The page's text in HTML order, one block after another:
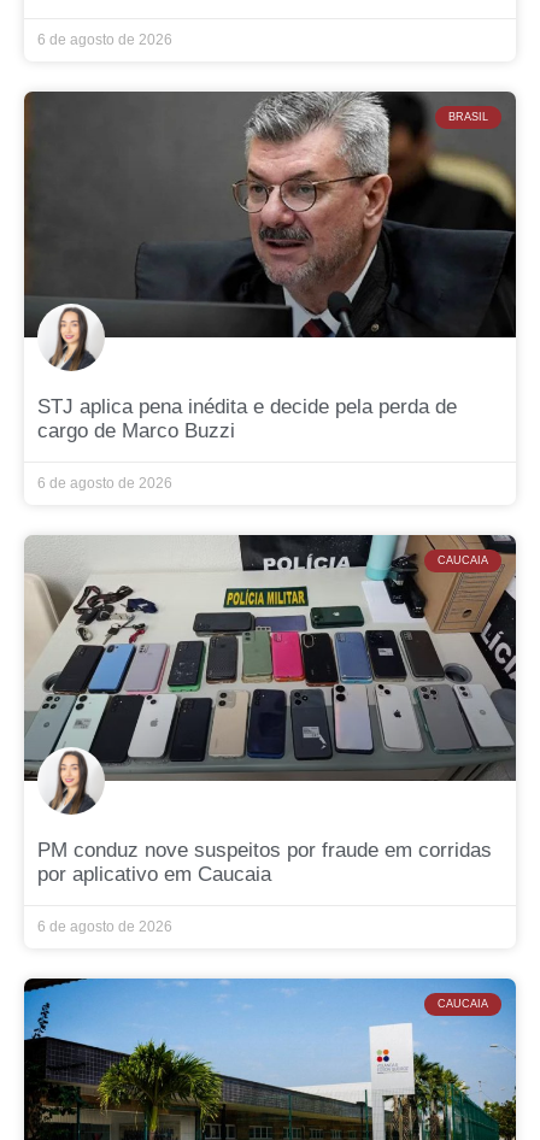
6 de agosto de 2026
BRASIL
STJ aplica pena inédita e decide pela perda de
cargo de Marco Buzzi
6 de agosto de 2026
CAUCAIA
PM conduz nove suspeitos por fraude em corridas
por aplicativo em Caucaia
6 de agosto de 2026
CAUCAIA